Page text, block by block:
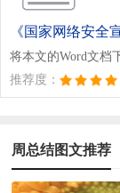
《国家网络安全
将本文的Word文档
推荐度：
周总结图文推荐